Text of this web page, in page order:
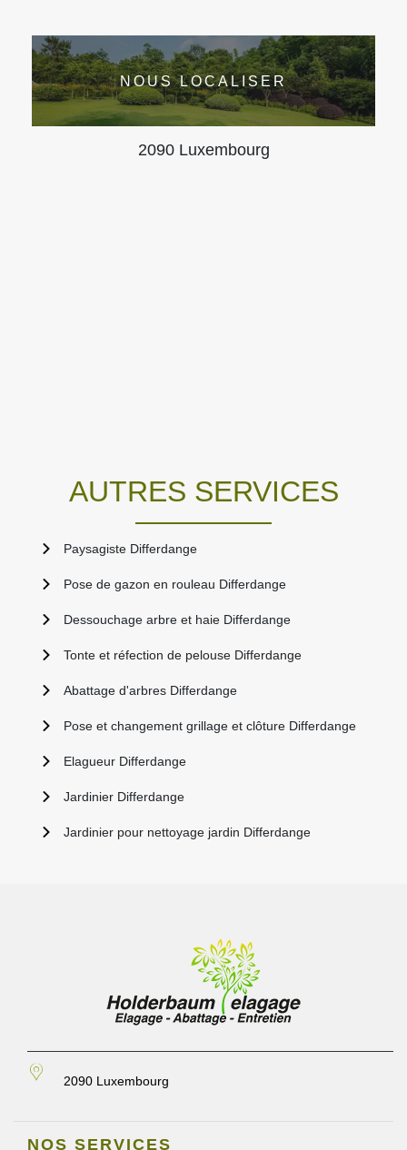
NOUS LOCALISER
2090 Luxembourg
AUTRES SERVICES
Paysagiste Differdange
Pose de gazon en rouleau Differdange
Dessouchage arbre et haie Differdange
Tonte et réfection de pelouse Differdange
Abattage d'arbres Differdange
Pose et changement grillage et clôture Differdange
Elagueur Differdange
Jardinier Differdange
Jardinier pour nettoyage jardin Differdange
2090 Luxembourg
NOS SERVICES